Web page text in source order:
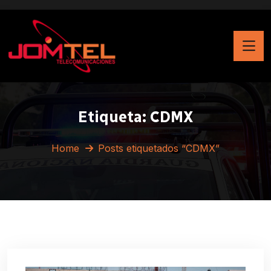
Etiqueta: CDMX
Home Posts etiquetados “CDMX”